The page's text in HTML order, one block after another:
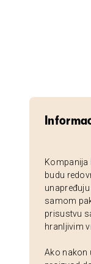
Kompanija
budu
samom
prisustvu
hranljivim
Ako nakon